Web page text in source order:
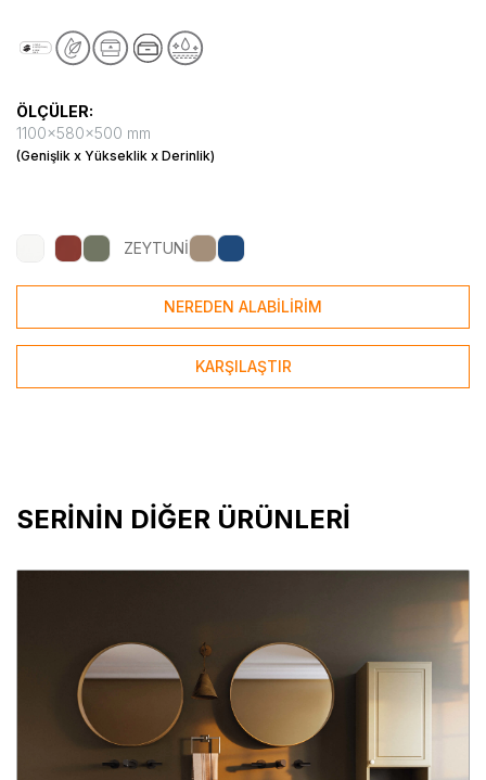
ÖLÇÜLER:
1100x580x500 mm
(Genişlik x Yükseklik x Derinlik)
ZEYTUNİ
NEREDEN ALABİLİRİM
KARŞILAŞTIR
SERİNİN DİĞER ÜRÜNLERİ